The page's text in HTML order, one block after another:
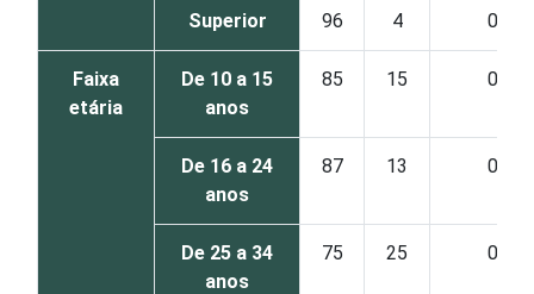
Superior 96 4 0
Faixa
etária
De 10 a 15
anos
85 15 0
De 16 a 24
anos
87 13 0
De 25 a 34
anos
75 25 0